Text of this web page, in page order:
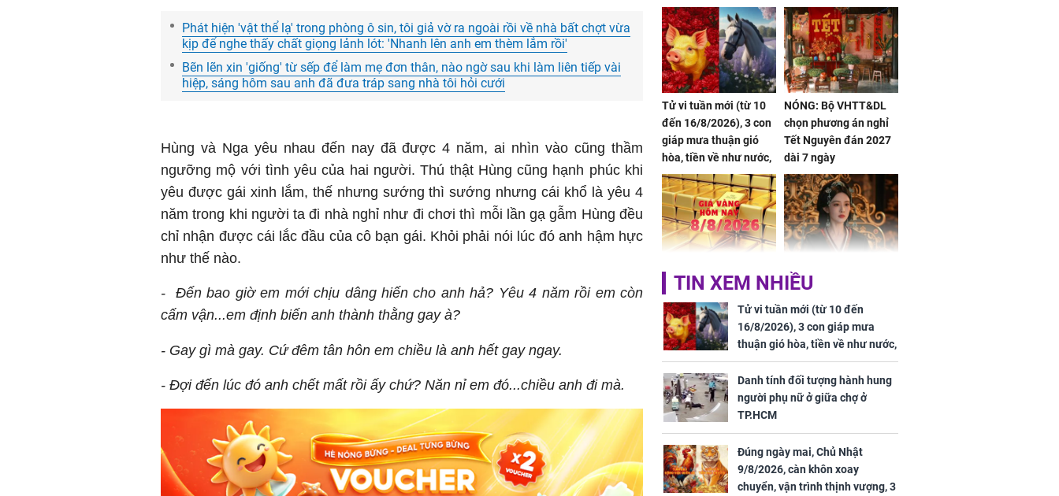
Phát hiện 'vật thể lạ' trong phòng ô sin, tôi giả vờ ra ngoài rồi về nhà bất chợt vừa
kịp để nghe thấy chất giọng lảnh lót: 'Nhanh lên anh em thèm lắm rồi'
Bẽn lẽn xin 'giống' từ sếp để làm mẹ đơn thân, nào ngờ sau khi làm liên tiếp vài
hiệp, sáng hôm sau anh đã đưa tráp sang nhà tôi hỏi cưới
Hùng và Nga yêu nhau đến nay đã được 4 năm, ai nhìn vào cũng thầm
ngưỡng mộ với tình yêu của hai người. Thú thật Hùng cũng hạnh phúc khi
yêu được gái xinh lắm, thế nhưng sướng thì sướng nhưng cái khổ là yêu 4
năm trong khi người ta đi nhà nghỉ như đi chơi thì mỗi lần gạ gẫm Hùng đều
chỉ nhận được cái lắc đầu của cô bạn gái. Khỏi phải nói lúc đó anh hậm hực
như thế nào.
- Đến bao giờ em mới chịu dâng hiến cho anh hả? Yêu 4 năm rồi em còn
cấm vận...em định biến anh thành thằng gay à?
- Gay gì mà gay. Cứ đêm tân hôn em chiều là anh hết gay ngay.
- Đợi đến lúc đó anh chết mất rồi ấy chứ? Năn nỉ em đó...chiều anh đi mà.
Tử vi tuần mới (từ 10
đến 16/8/2026), 3 con
giáp mưa thuận gió
hòa, tiền về như nước,
bạc vàng dư dả, Phú
Quý Vinh Hoa, vận
trình khai sáng
NÓNG: Bộ VHTT&DL
chọn phương án nghỉ
Tết Nguyên đán 2027
dài 7 ngày
Giá vàng hôm nay,
ngày 8/8/2026: Tăng
vọt lên 144 triệu
đồng/lượng
'Bách Hoa Sát' vừa kết
thúc, Mạnh Tử Nghĩa
đã vướng tranh luận
Trong 4 ngày cuối
tháng 6 âm lịch, 3 con
giáp vượng phát Tài
TIN XEM NHIỀU
Tử vi tuần mới (từ 10 đến
16/8/2026), 3 con giáp mưa
thuận gió hòa, tiền về như nước,
bạc vàng dư dả, Phú Quý Vinh
Hoa, vận trình khai sáng
Danh tính đối tượng hành hung
người phụ nữ ở giữa chợ ở
TP.HCM
Đúng ngày mai, Chủ Nhật
9/8/2026, càn khôn xoay
chuyển, vận trình thịnh vượng, 3